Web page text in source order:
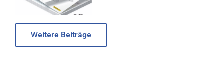
Weitere Beiträge